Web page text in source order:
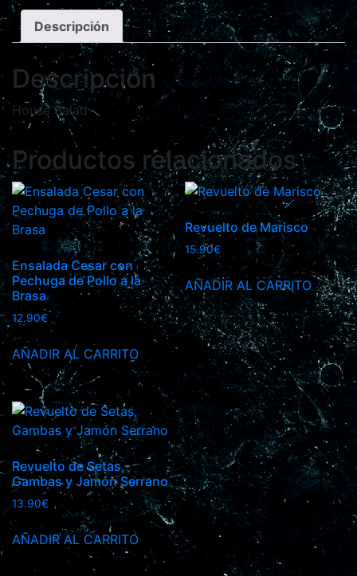
Descripción
Descripción
House Salad
Productos relacionados
Ensalada Cesar con
Pechuga de Pollo a la
Brasa
12.90€
AÑADIR AL CARRITO
Revuelto de Marisco
15.90€
AÑADIR AL CARRITO
Revuelto de Setas,
Gambas y Jamón Serrano
13.90€
AÑADIR AL CARRITO